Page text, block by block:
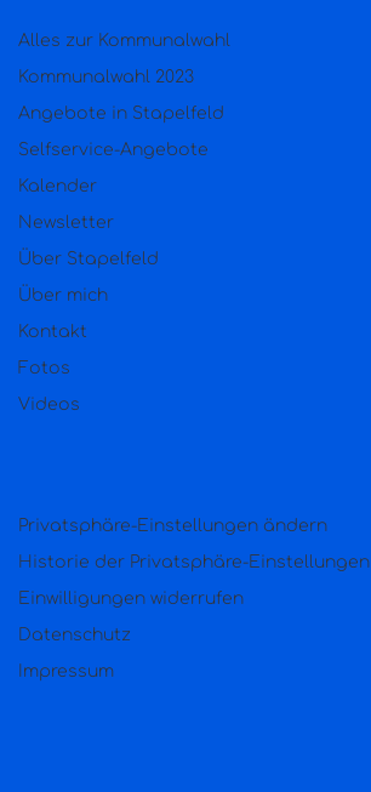
Alles zur Kommunalwahl
Kommunalwahl 2023
Angebote in Stapelfeld
Selfservice-Angebote
Kalender
Newsletter
Über Stapelfeld
Über mich
Kontakt
Fotos
Videos
Privatsphäre-Einstellungen ändern
Historie der Privatsphäre-Einstellungen
Einwilligungen widerrufen
Datenschutz
Impressum